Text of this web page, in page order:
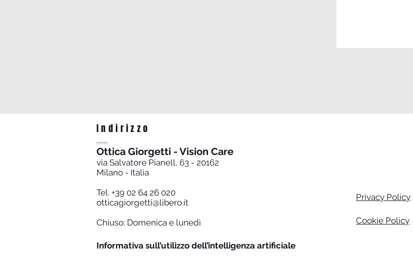
Indirizzo
Ottica Giorgetti - Vision Care
via Salvatore Pianell, 63 - 20162
Milano - Italia
Tel. +39 02 64 26 020
otticagiorgetti@libero.it
Chiuso: Domenica e lunedì
Privacy Policy
Cookie Policy
Informativa sull’utilizzo dell’intelligenza artificiale